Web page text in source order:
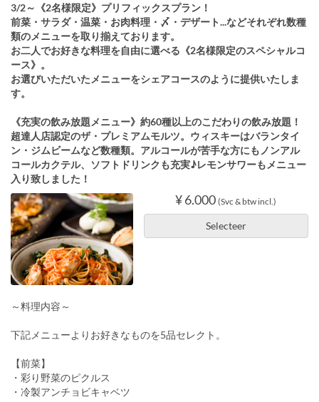
3/2～《2名様限定》プリフィックスプラン！
前菜・サラダ・温菜・お肉料理・〆・デザート...などそれぞれ数種
類のメニューを取り揃えております。
お二人でお好きな料理を自由に選べる《2名様限定のスペシャルコ
ース》。
お選びいただいたメニューをシェアコースのように提供いたしま
す。
《充実の飲み放題メニュー》約60種以上のこだわりの飲み放題！
超達人店認定のザ・プレミアムモルツ。ウィスキーはバランタイ
ン・ジムビームなど数種類。アルコールが苦手な方にもノンアル
コールカクテル、ソフトドリンクも充実♪レモンサワーもメニュー
入り致しました！
¥ 6.000 (Svc & btw incl.)
Selecteer
～料理内容～
下記メニューよりお好きなものを5品セレクト。
【前菜】
・彩り野菜のピクルス
・冷製アンチョビキャベツ